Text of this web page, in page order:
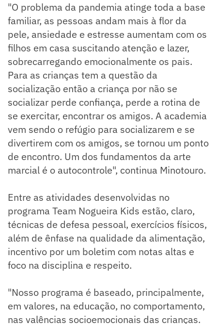
"O problema da pandemia atinge toda a base
familiar, as pessoas andam mais à flor da
pele, ansiedade e estresse aumentam com os
filhos em casa suscitando atenção e lazer,
sobrecarregando emocionalmente os pais.
Para as crianças tem a questão da
socialização então a criança por não se
socializar perde confiança, perde a rotina de
se exercitar, encontrar os amigos. A academia
vem sendo o refúgio para socializarem e se
divertirem com os amigos, se tornou um ponto
de encontro. Um dos fundamentos da arte
marcial é o autocontrole", continua Minotouro.
Entre as atividades desenvolvidas no
programa Team Nogueira Kids estão, claro,
técnicas de defesa pessoal, exercícios físicos,
além de ênfase na qualidade da alimentação,
incentivo por um boletim com notas altas e
foco na disciplina e respeito.
"Nosso programa é baseado, principalmente,
em valores, na educação, no comportamento,
nas valências socioemocionais das crianças.